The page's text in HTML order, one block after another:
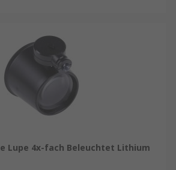
Lupe 4x-fach Beleuchtet Lithium